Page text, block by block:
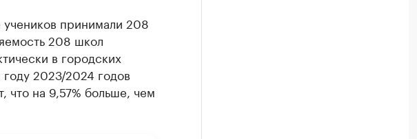
принимали 208
208 школ
в городских
2023/2024 годов
что на 9,57% больше, чем